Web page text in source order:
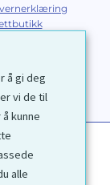
å gi deg
vi de til
kunne
alle